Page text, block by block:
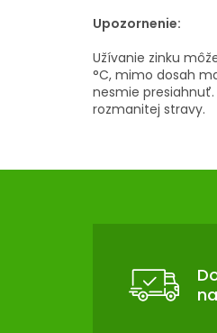
Upozornenie:
Užívanie zinku
°C, mimo dosah
nesmie
rozmanitej stravy.